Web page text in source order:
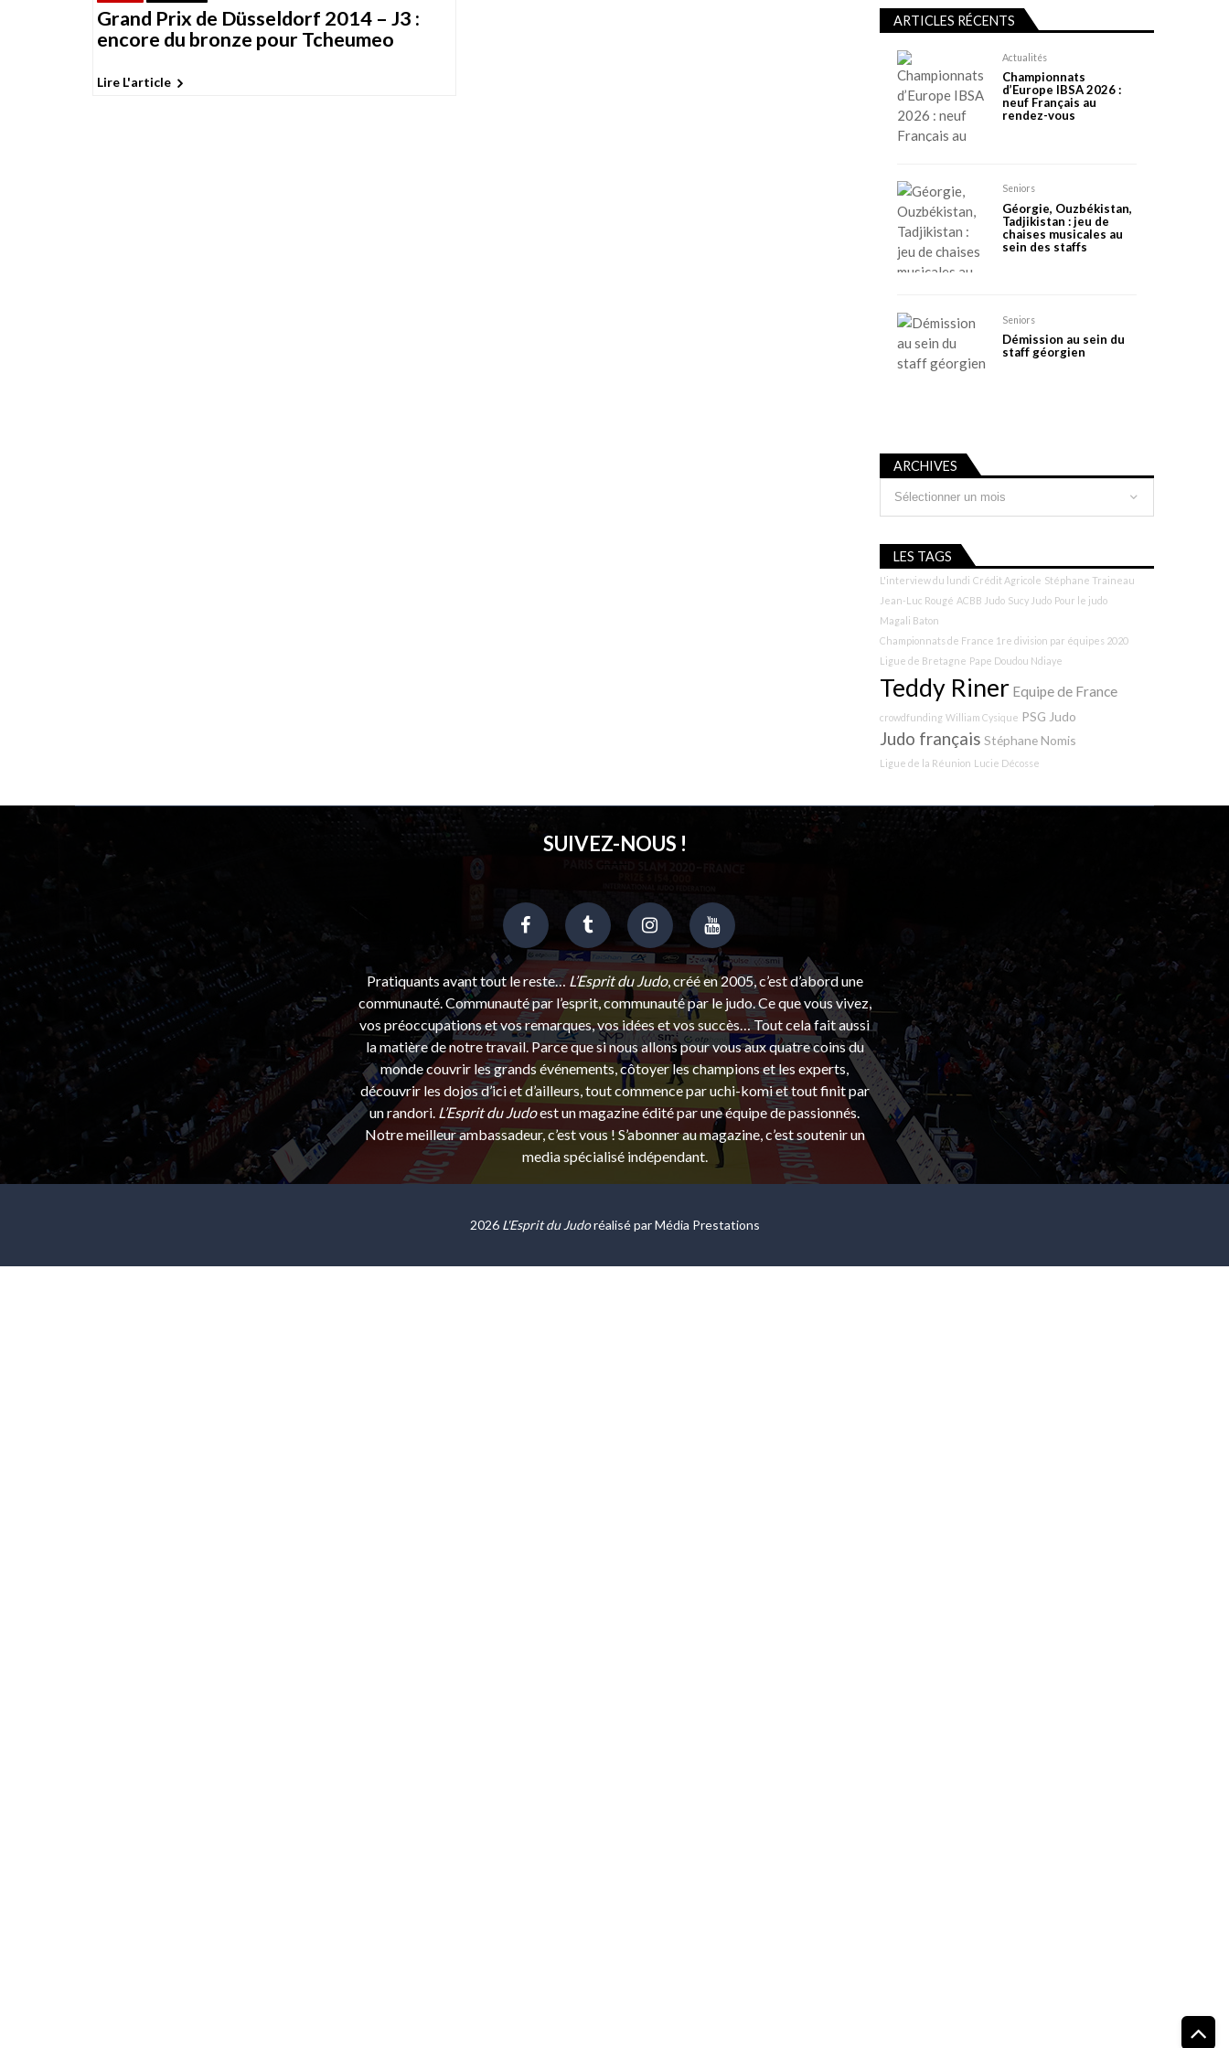
Grand Prix de Düsseldorf 2014 – J3 :
encore du bronze pour Tcheumeo
Lire L'article
ARTICLES RÉCENTS
Actualités
Championnats
d’Europe IBSA 2026 :
neuf Français au
rendez-vous
Seniors
Géorgie, Ouzbékistan,
Tadjikistan : jeu de
chaises musicales au
sein des staffs
Seniors
Démission au sein du
staff géorgien
ARCHIVES
LES TAGS
L'interview du lundi Crédit Agricole Stéphane Traineau
Jean-Luc Rougé ACBB Judo Sucy Judo Pour le judo
Magali Baton
Championnats de France 1re division par équipes 2020
Ligue de Bretagne Pape Doudou Ndiaye
Teddy Riner Equipe de France
crowdfunding William Cysique PSG Judo
Judo français Stéphane Nomis
Ligue de la Réunion Lucie Décosse
SUIVEZ-NOUS !
Pratiquants avant tout le reste… L’Esprit du Judo, créé en 2005, c’est d’abord une
communauté. Communauté par l’esprit, communauté par le judo. Ce que vous vivez,
vos préoccupations et vos remarques, vos idées et vos succès… Tout cela fait aussi
la matière de notre travail. Parce que si nous allons pour vous aux quatre coins du
monde couvrir les grands événements, côtoyer les champions et les experts,
découvrir les dojos d’ici et d’ailleurs, tout commence par uchi-komi et tout finit par
un randori. L’Esprit du Judoest un magazine édité par une équipe de passionnés.
Notre meilleur ambassadeur, c’est vous ! S’abonner au magazine, c’est soutenir un
media spécialisé indépendant.
2026 L'Esprit du Judoréalisé parMédia Prestations